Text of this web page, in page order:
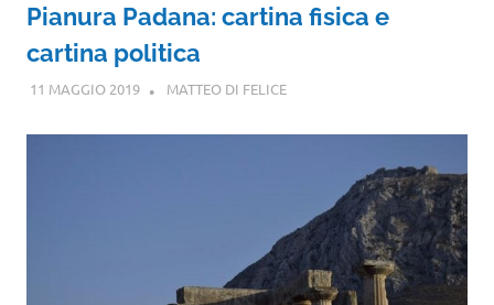
Pianura Padana: cartina fisica e
cartina politica
11 MAGGIO 2019 MATTEO DI FELICE